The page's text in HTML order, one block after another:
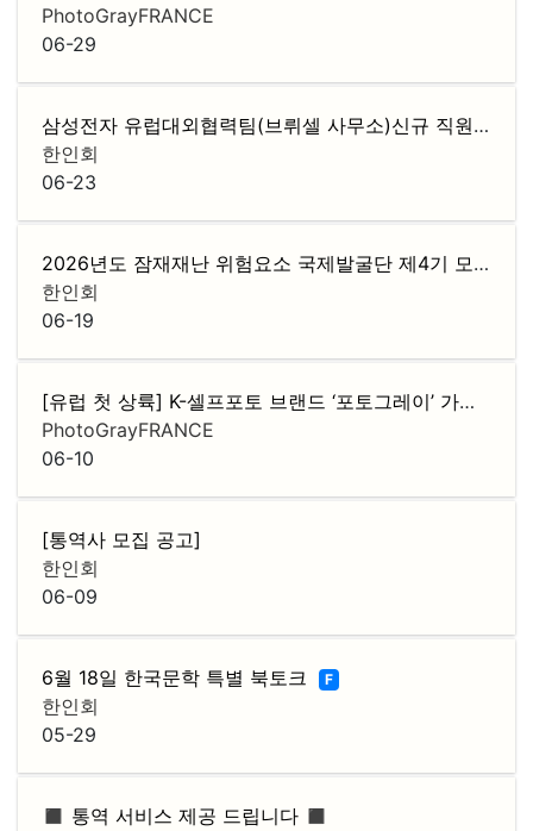
PhotoGrayFRANCE
06-29
삼성전자 유럽대외협력팀(브뤼셀 사무소)신규 직원 채용
한인회
06-23
2026년도 잠재재난 위험요소 국제발굴단 제4기 모집
한인회
06-19
[유럽 첫 상륙] K-셀프포토 브랜드 ‘포토그레이’ 가맹점주 모집
PhotoGrayFRANCE
06-10
[통역사 모집 공고]
한인회
06-09
6월 18일 한국문학 특별 북토크 F
한인회
05-29
◼️ 통역 서비스 제공 드립니다 ◼️